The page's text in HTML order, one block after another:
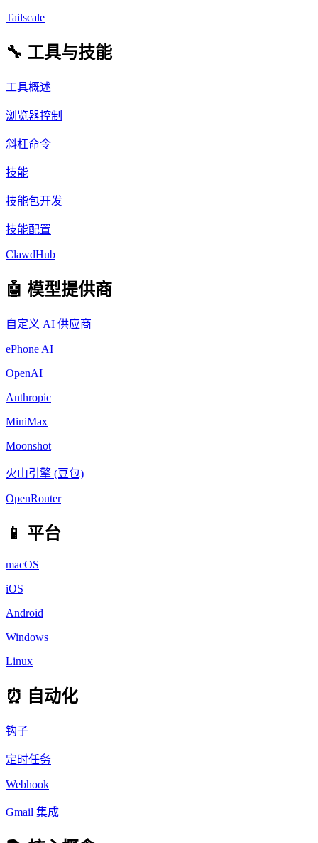
Tailscale
🔧 工具与技能
工具概述
浏览器控制
斜杠命令
技能
技能包开发
技能配置
ClawdHub
🤖 模型提供商
自定义 AI 供应商
ePhone AI
OpenAI
Anthropic
MiniMax
Moonshot
火山引擎 (豆包)
OpenRouter
📱 平台
macOS
iOS
Android
Windows
Linux
⏰ 自动化
钩子
定时任务
Webhook
Gmail 集成